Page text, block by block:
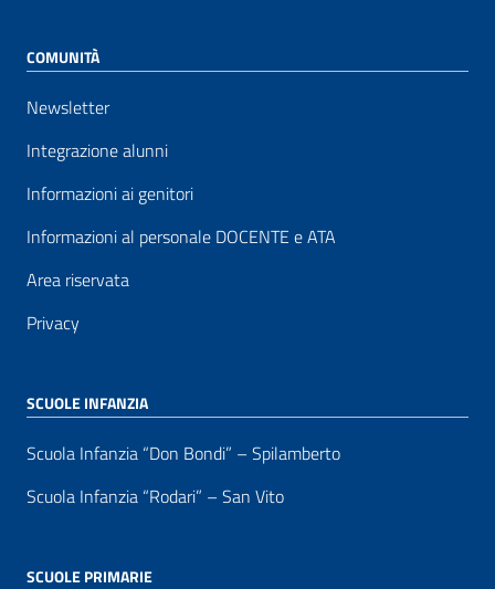
COMUNITÀ
Newsletter
Integrazione alunni
Informazioni ai genitori
Informazioni al personale DOCENTE e ATA
Area riservata
Privacy
SCUOLE INFANZIA
Scuola Infanzia “Don Bondi” – Spilamberto
Scuola Infanzia “Rodari” – San Vito
SCUOLE PRIMARIE